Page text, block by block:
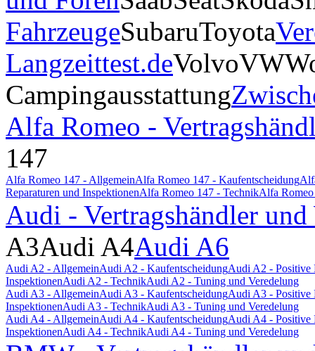
FahrzeugeSubaruToyota
Langzeittest.deVolvoVW
Campingausstattung
Alfa Romeo -
147
Alfa Romeo 147 - AllgemeinAlfa Romeo 147 - Kaufentscheidung
Reparaturen und InspektionenAlfa Romeo 147 - TechnikAlfa
Audi - Vertragshändler und
A3Audi A4Audi A6
Audi A2 - AllgemeinAudi A2 - KaufentscheidungAudi A2 - Positive
InspektionenAudi A2 - TechnikAudi A2 - Tuning und Veredelung
Audi A3 - AllgemeinAudi A3 - KaufentscheidungAudi A3 - Positive
InspektionenAudi A3 - TechnikAudi A3 - Tuning und Veredelung
Audi A4 - AllgemeinAudi A4 - KaufentscheidungAudi A4 - Positive
InspektionenAudi A4 - TechnikAudi A4 - Tuning und Veredelung